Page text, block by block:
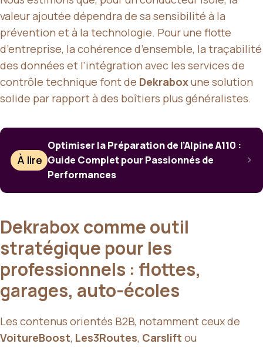
valeur ajoutée dépendra de sa sensibilité à la
prévention et à la technologie. Pour une flotte
d’entreprise, la cohérence d’ensemble, la traçabilité
des données et l’intégration avec les services de
contrôle technique font de Dekraboxune solution
solide par rapport à des boîtiers plus généralistes.
À lire
Optimiser la Préparation de l’Alpine A110 :
Guide Complet pour Passionnés de
Performances
Dekrabox comme outil
stratégique pour les
professionnels : flottes,
garages, auto-écoles
Les contenus orientés B2B, notamment ceux de
VoitureBoost, Les3Routes, Carslift ou